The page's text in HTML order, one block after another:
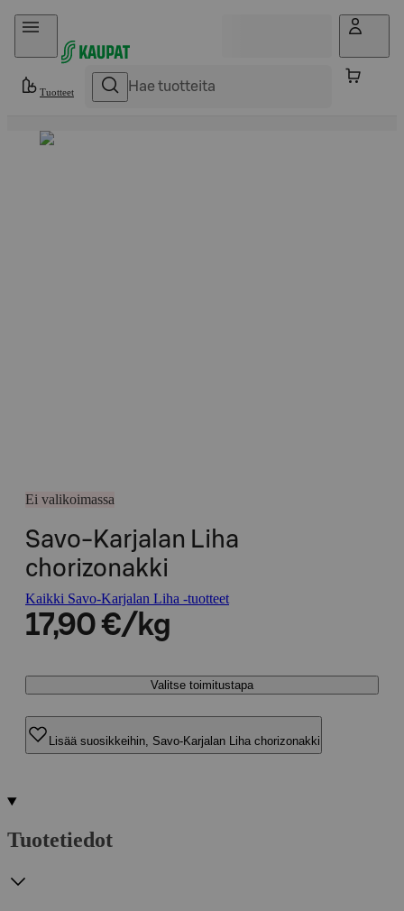
Hyppää sisältöön
Tuotteet
Ei valikoimassa
Savo-Karjalan Liha
chorizonakki
Kaikki Savo-Karjalan Liha -tuotteet
17,90 €/kg
Valitse toimitustapa
Lisää suosikkeihin, Savo-Karjalan Liha chorizonakki
Tuotetiedot